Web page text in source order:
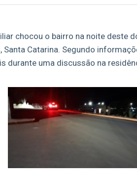
chocou o bairro na noite deste
Santa Catarina. Segundo
durante uma discussão na